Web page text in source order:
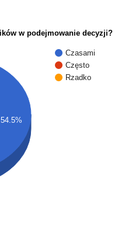
w podejmowanie decyzji?
Czasami
Często
Rzadko
54.5%